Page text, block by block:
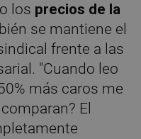
los precios de la
se mantiene el
frente a las
"Cuando leo
más caros me
El